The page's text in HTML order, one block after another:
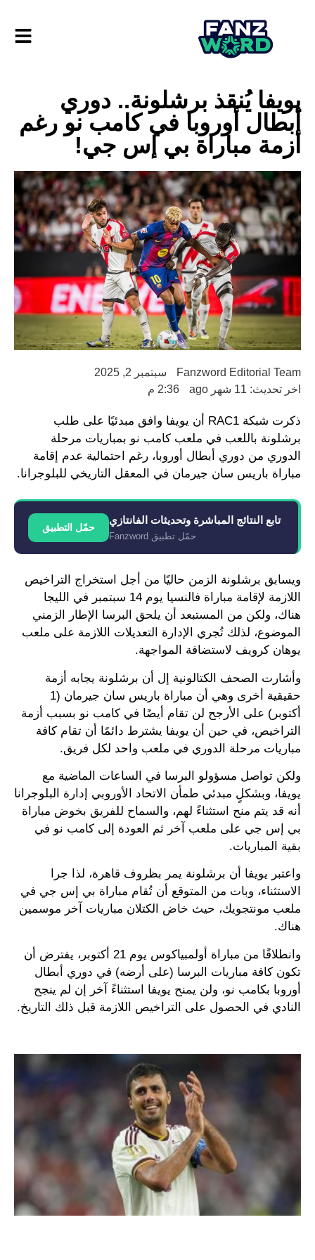
يويفا يُنقذ برشلونة.. دوري
أبطال أوروبا في كامب نو رغم
أزمة مباراة بي إس جي!
Fanzword Editorial Team
سبتمبر 2, 2025
اخر تحديث: 11 شهر ago
2:36 م
ذكرت شبكة RAC1 أن يويفا وافق مبدئيًا على طلب
برشلونة باللعب في ملعب كامب نو بمباريات مرحلة
الدوري من دوري أبطال أوروبا، رغم احتمالية عدم إقامة
مباراة باريس سان جيرمان في المعقل التاريخي للبلوجرانا.
تابع النتائج المباشرة وتحديثات الفانتازي
حمّل تطبيق Fanzword
حمّل التطبيق
ويسابق برشلونة الزمن حاليًا من أجل استخراج التراخيص
اللازمة لإقامة مباراة فالنسيا يوم 14 سبتمبر في الليجا
هناك، ولكن من المستبعد أن يلحق البرسا الإطار الزمني
الموضوع، لذلك تُجري الإدارة التعديلات اللازمة على ملعب
يوهان كرويف لاستضافة المواجهة.
وأشارت الصحف الكتالونية إل أن برشلونة يجابه أزمة
حقيقية أخرى وهي أن مباراة باريس سان جيرمان (1
أكتوبر) على الأرجح لن تقام أيضًا في كامب نو بسبب أزمة
التراخيص، في حين أن يويفا يشترط دائمًا أن تقام كافة
مباريات مرحلة الدوري في ملعب واحد لكل فريق.
ولكن تواصل مسؤولو البرسا في الساعات الماضية مع
يويفا، وبشكلٍ مبدئي طمأن الاتحاد الأوروبي إدارة البلوجرانا
أنه قد يتم منح استثناءً لهم، والسماح للفريق بخوض مباراة
بي إس جي على ملعب آخر ثم العودة إلى كامب نو في
بقية المباريات.
واعتبر يويفا أن برشلونة يمر بظروف قاهرة، لذا جرا
الاستثناء، وبات من المتوقع أن تُقام مباراة بي إس جي في
ملعب مونتجويك، حيث خاض الكتلان مباريات آخر موسمين
هناك.
وانطلاقًا من مباراة أولمبياكوس يوم 21 أكتوبر، يفترض أن
تكون كافة مباريات البرسا (على أرضه) في دوري أبطال
أوروبا بكامب نو، ولن يمنح يويفا استثناءً آخر إن لم ينجح
النادي في الحصول على التراخيص اللازمة قبل ذلك التاريخ.